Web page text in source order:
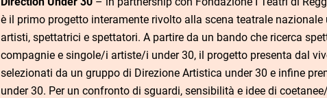
è il primo progetto interamente rivolto alla scena teatrale nazionale
artisti, spettatrici e spettatori. A partire da un bando che ricerca
compagnie e singole/i artiste/i under 30, il progetto presenta dal
selezionati da un gruppo di Direzione Artistica under 30 e infine
under 30. Per un confronto di sguardi, sensibilità e idee di